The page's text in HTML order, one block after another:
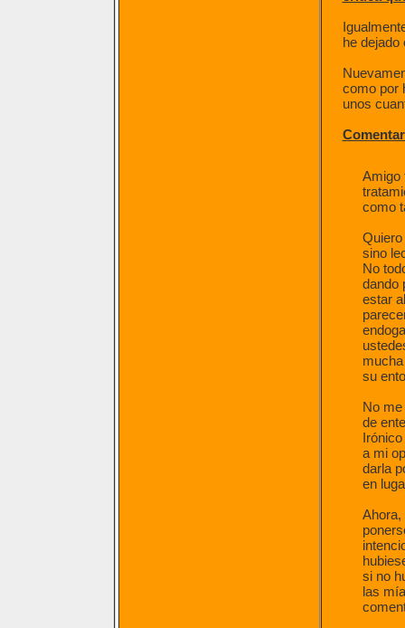
he
como por
unos
Amigo
como
sino
No
dando
estar
su
No
de
a mi
darla
en
Ahora,
si no
las